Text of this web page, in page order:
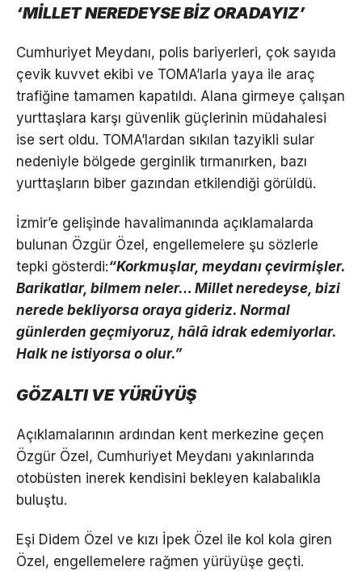
‘MİLLET NEREDEYSE BİZ ORADAYIZ’
Cumhuriyet Meydanı, polis bariyerleri, çok sayıda
çevik kuvvet ekibi ve TOMA’larla yaya ile araç
trafiğine tamamen kapatıldı. Alana girmeye çalışan
yurttaşlara karşı güvenlik güçlerinin müdahalesi
ise sert oldu. TOMA’lardan sıkılan tazyikli sular
nedeniyle bölgede gerginlik tırmanırken, bazı
yurttaşların biber gazından etkilendiği görüldü.
İzmir’e gelişinde havalimanında açıklamalarda
bulunan Özgür Özel, engellemelere şu sözlerle
tepki gösterdi:“Korkmuşlar, meydanı çevirmişler.
Barikatlar, bilmem neler… Millet neredeyse, bizi
nerede bekliyorsa oraya gideriz. Normal
günlerden geçmiyoruz, hâlâ idrak edemiyorlar.
Halk ne istiyorsa o olur.”
GÖZALTI VE YÜRÜYÜŞ
Açıklamalarının ardından kent merkezine geçen
Özgür Özel, Cumhuriyet Meydanı yakınlarında
otobüsten inerek kendisini bekleyen kalabalıkla
buluştu.
Eşi Didem Özel ve kızı İpek Özel ile kol kola giren
Özel, engellemelere rağmen yürüyüşe geçti.